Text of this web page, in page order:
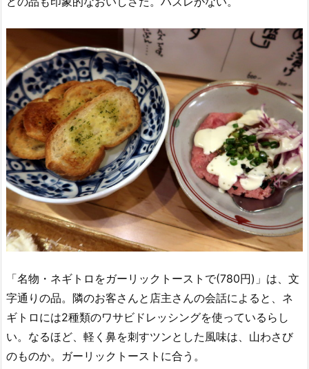
「名物・ネギトロをガーリックトーストで(780円)」は、文
字通りの品。隣のお客さんと店主さんの会話によると、ネ
ギトロには2種類のワサビドレッシングを使っているらし
い。なるほど、軽く鼻を刺すツンとした風味は、山わさび
のものか。ガーリックトーストに合う。